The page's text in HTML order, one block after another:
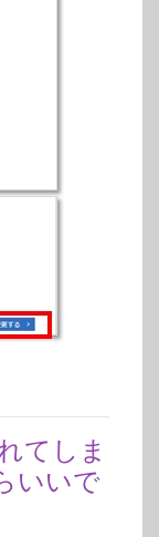
てしま
いいで